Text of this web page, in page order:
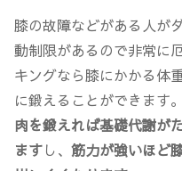
膝の故障などがある人が
動制限があるので非常に
キングなら膝にかかる体
に鍛えることができます。
肉を鍛えれば基礎代謝が
ますし、 筋力が強いほど